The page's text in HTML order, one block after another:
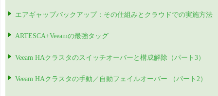
エアギャップバックアップ：その仕組みとクラウドでの実施方法
ARTESCA+Veeamの最強タッグ
Veeam HAクラスタのスイッチオーバーと構成解除（パート3）
Veeam HAクラスタの手動／自動フェイルオーバー （パート2）